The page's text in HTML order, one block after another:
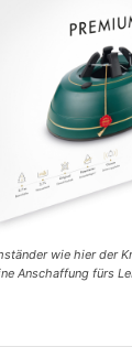
wie hier der
Anschaffung fürs